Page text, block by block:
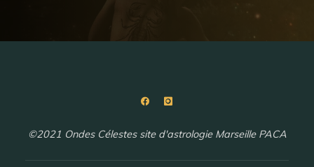
©2021 Ondes Célestes site d'astrologie Marseille PACA